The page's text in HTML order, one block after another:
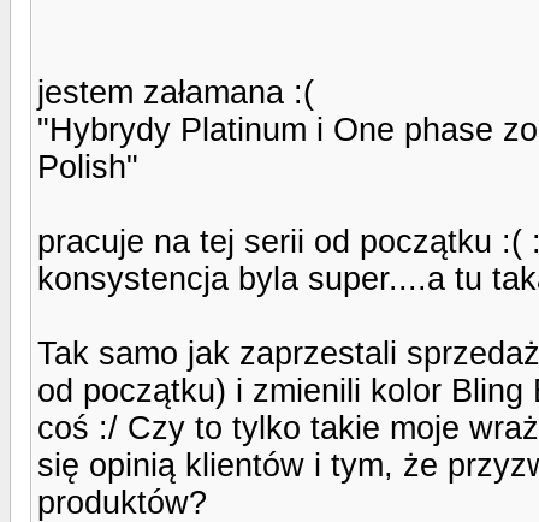
jestem załamana :(
"Hybrydy Platinum i One phase
Polish"
pracuje na tej serii od początku :(
konsystencja byla super....a tu
Tak samo jak zaprzestali
od początku) i zmienili kolor
coś :/ Czy to tylko takie moje
się opinią klientów i tym, że
produktów?